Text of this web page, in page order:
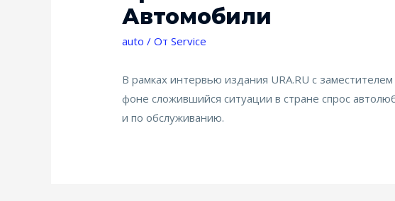
Автомобили
auto / От Service
В рамках интервью издания URA.RU с
фоне сложившийся ситуации в стране спрос
и по обслуживанию.